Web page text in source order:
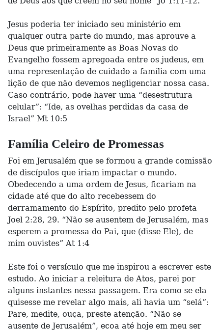
Jesus poderia ter iniciado seu ministério em
qualquer outra parte do mundo, mas aprouve a
Deus que primeiramente as Boas Novas do
Evangelho fossem apregoada entre os judeus, em
uma representação de cuidado a família com uma
lição de que não devemos negligenciar nossa casa.
Caso contrário, pode haver uma “desestrutura
celular”: “Ide, as ovelhas perdidas da casa de
Israel” Mt 10:5
Família Celeiro de Promessas
Foi em Jerusalém que se formou a grande comissão
de discípulos que iriam impactar o mundo.
Obedecendo a uma ordem de Jesus, ficariam na
cidade até que do alto recebessem do
derramamento do Espírito, predito pelo profeta
Joel 2:28, 29. “Não se ausentem de Jerusalém, mas
esperem a promessa do Pai, que (disse Ele), de
mim ouvistes” At 1:4
Este foi o versículo que me inspirou a escrever este
estudo. Ao iniciar a releitura de Atos, parei por
alguns instantes nessa passagem. Era como se ela
quisesse me revelar algo mais, ali havia um “selá”:
Pare, medite, ouça, preste atenção. “Não se
ausente de Jerusalém”, ecoa até hoje em meu ser